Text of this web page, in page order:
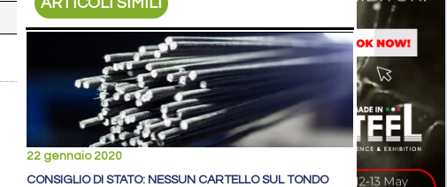
ARTICOLI SIMILI
22 gennaio 2020
CONSIGLIO DI STATO: NESSUN CARTELLO SUL TONDO